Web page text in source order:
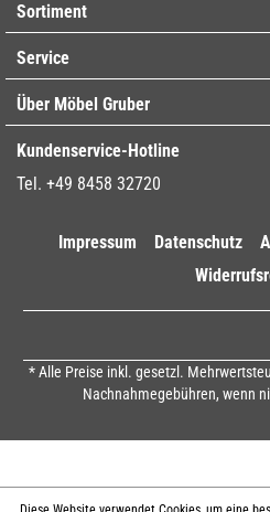
Sortiment
Service
Über Möbel Gruber
Kundenservice-Hotline
Tel. +49 8458 32720
Impressum Datenschutz
* Alle Preise inkl. gesetzl.
Nachnahmegebühren, wenn